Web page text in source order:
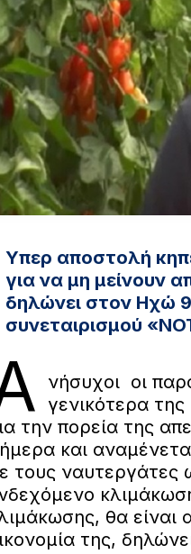
Υπερ αποστολή
για να μη μείνουν
δηλώνει στον Ηχώ
συνεταιρισμού
νήσυχοι οι
γενικότερα
την πορεία της
και
τους ναυτεργάτες
θα είναι
της,